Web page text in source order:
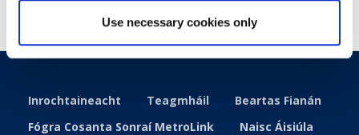
Use necessary cookies only
Inrochtaineacht Teagmháil
Beartas Fianán
Fógra Cosanta Sonraí MetroLink
Naisc Áisiúla